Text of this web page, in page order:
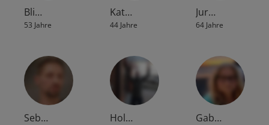
Bli…
53 Jahre
Kat…
44 Jahre
Jur…
64 Jahre
Seb… Hol… Gab…